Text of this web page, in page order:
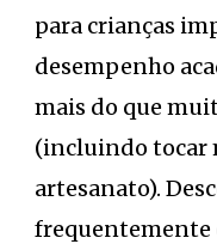
para crianças
desempenho
mais do que
(incluindo tocar
artesanato).
frequentemente